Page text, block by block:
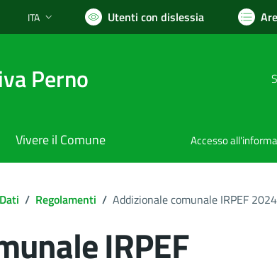
Lingua attiva:
ITA Utenti con dislessia
Perno
Vivere il Comune Accesso
/ Regolamenti / Addizionale comunale IRPEF 2024
IRPEF